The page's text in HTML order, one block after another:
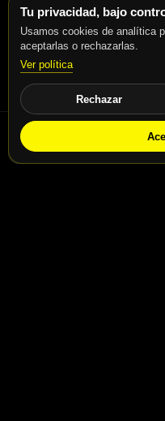
Tu privacidad, bajo
Usamos cookies de analítica
aceptarlas o rechazarlas.
Ver política
Rechazar